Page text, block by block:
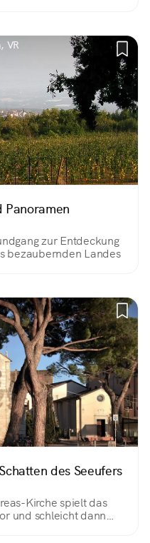
VR
zur Entdeckung
bezaubernden Landes
des Seeufers
Kirche spielt das
und schleicht dann